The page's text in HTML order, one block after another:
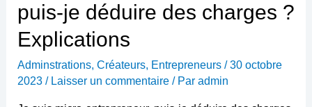
puis-je déduire des charges ?
Explications
Adminstrations, Créateurs, Entrepreneurs/30 octobre
2023 / Laisser un commentaire / Par admin